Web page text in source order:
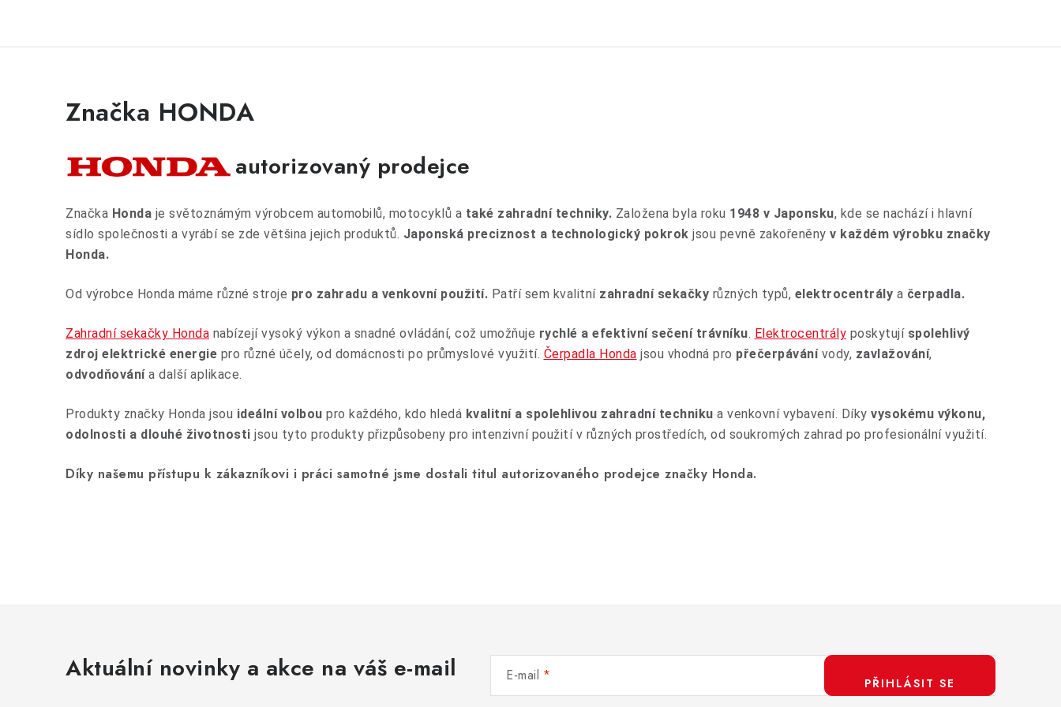
Značka HONDA
autorizovaný prodejce
Značka Honda je světoznámým výrobcem automobilů, motocyklů a také zahradní techniky. Založena byla roku 1948 v Japonsku, kde se nachází i hlavní
sídlo společnosti a vyrábí se zde většina jejich produktů. Japonská preciznost a technologický pokrok jsou pevně zakořeněny v každém výrobku značky
Honda.
Od výrobce Honda máme různé stroje pro zahradu a venkovní použití. Patří sem kvalitní zahradní sekačky různých typů, elektrocentrály a čerpadla.
Zahradní sekačky Honda nabízejí vysoký výkon a snadné ovládání, což umožňuje rychlé a efektivní sečení trávníku. Elektrocentrály poskytují spolehlivý
zdroj elektrické energie pro různé účely, od domácnosti po průmyslové využití. Čerpadla Honda jsou vhodná pro přečerpávánívody, zavlažování,
odvodňovánía další aplikace.
Produkty značky Honda jsou ideální volbou pro každého, kdo hledá kvalitní a spolehlivou zahradní techniku a venkovní vybavení. Díky vysokému výkonu,
odolnosti a dlouhé životnosti jsou tyto produkty přizpůsobeny pro intenzivní použití v různých prostředích, od soukromých zahrad po profesionální využití.
Díky našemu přístupu k zákazníkovi i práci samotné jsme dostali titul autorizovaného prodejce značky Honda.
Aktuální novinky a akce na váš e-mail E-mail PŘIHLÁSIT SE